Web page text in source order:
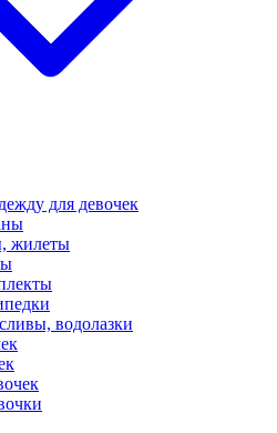
для девочек
жилеты
водолазки